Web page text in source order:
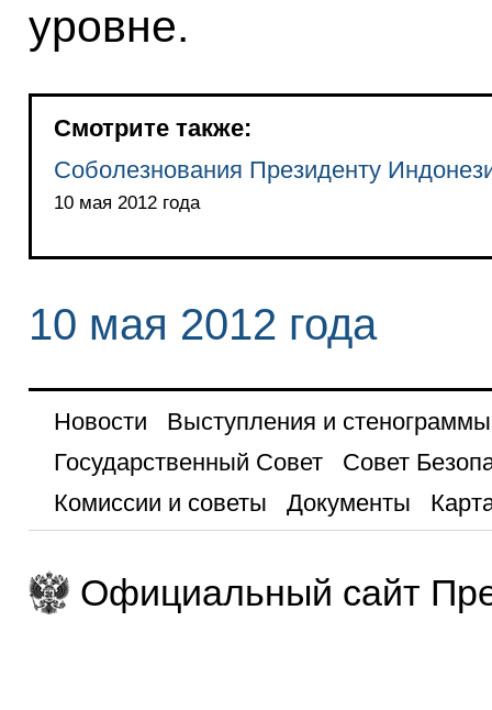
уровне.
Смотрите также:
Соболезнования Президенту
10 мая 2012 года
10 мая 2012 года
Новости
Выступления и стенограммы
Государственный Совет
Совет
Комиссии и советы
Документы
Официальный сайт